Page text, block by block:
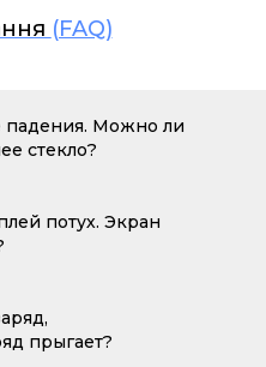
(FAQ)
падения. Можно ли
стекло?
потух. Экран
прыгает?